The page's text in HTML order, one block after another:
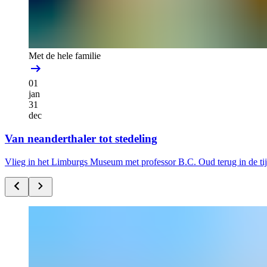
Met de hele familie
01
jan
31
dec
Van neanderthaler tot stedeling
Vlieg in het Limburgs Museum met professor B.C. Oud terug in de